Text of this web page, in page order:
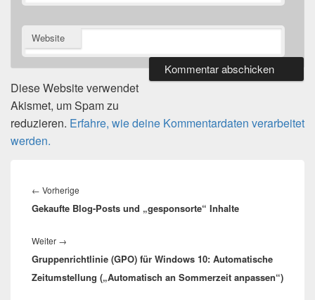
Website
Diese Website verwendet
Akismet, um Spam zu
reduzieren. Erfahre, wie deine Kommentardaten verarbeitet
werden.
← Vorherige
Beitrag:
Gekaufte Blog-Posts und „gesponsorte“ Inhalte
Weiter →
Beitrag:
Gruppenrichtlinie (GPO) für Windows 10: Automatische
Zeitumstellung („Automatisch an Sommerzeit anpassen“)